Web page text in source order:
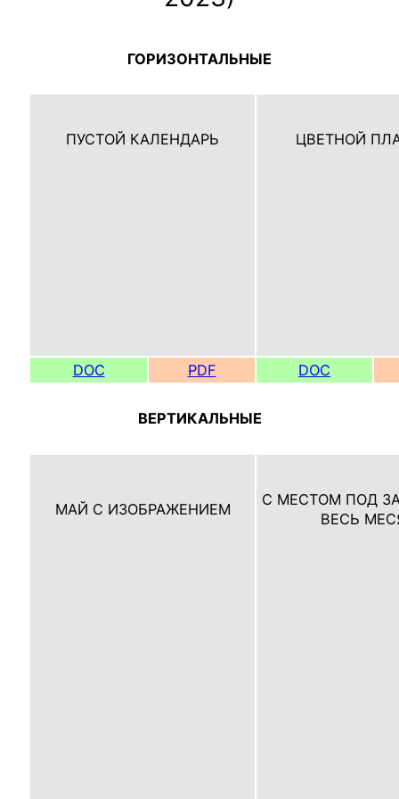
ГОРИЗОНТАЛЬНЫЕ
ПУСТОЙ КАЛЕНДАРЬ ЦВЕТНОЙ
DOC PDF DOC
ВЕРТИКАЛЬНЫЕ
МАЙ С ИЗОБРАЖЕНИЕМ
С МЕСТОМ ПОД
ВЕСЬ